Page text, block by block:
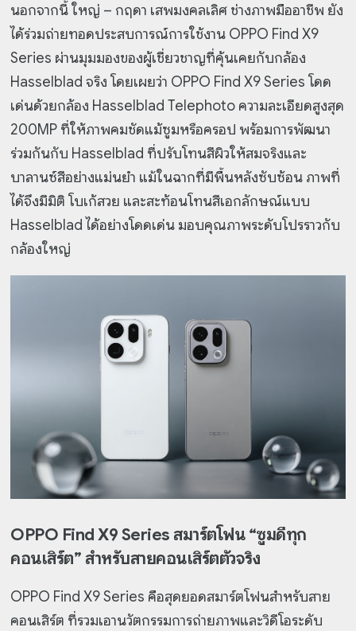
นอกจากนี้ ใหญ่ – กฤดา เสพมงคลเลิศ ช่างภาพมืออาชีพ ยัง
ได้ร่วมถ่ายทอดประสบการณ์การใช้งาน OPPO Find X9
Series ผ่านมุมมองของผู้เชี่ยวชาญที่คุ้นเคยกับกล้อง
Hasselblad จริง โดยเผยว่า OPPO Find X9 Series โดด
เด่นด้วยกล้อง Hasselblad Telephoto ความละเอียดสูงสุด
200MP ที่ให้ภาพคมชัดแม้ซูมหรือครอป พร้อมการพัฒนา
ร่วมกันกับ Hasselblad ที่ปรับโทนสีผิวให้สมจริงและ
บาลานซ์สีอย่างแม่นยำ แม้ในฉากที่มีพื้นหลังซับซ้อน ภาพที่
ได้จึงมีมิติ โบเก้สวย และสะท้อนโทนสีเอกลักษณ์แบบ
Hasselblad ได้อย่างโดดเด่น มอบคุณภาพระดับโปรราวกับ
กล้องใหญ่
OPPO Find X9 Series สมาร์ตโฟน “ซูมดีทุก
คอนเสิร์ต” สำหรับสายคอนเสิร์ตตัวจริง
OPPO Find X9 Series คือสุดยอดสมาร์ตโฟนสำหรับสาย
คอนเสิร์ต ที่รวมเอานวัตกรรมการถ่ายภาพและวิดีโอระดับ